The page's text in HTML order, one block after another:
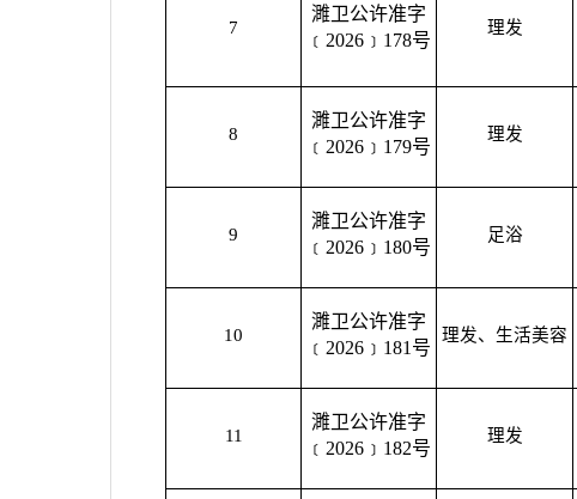
7
濉卫公许准字
﹝2026﹞178号
理发
8
濉卫公许准字
﹝2026﹞179号
理发
9
濉卫公许准字
﹝2026﹞180号
足浴
10
濉卫公许准字
﹝2026﹞181号
理发、生活美容
11
濉卫公许准字
﹝2026﹞182号
理发